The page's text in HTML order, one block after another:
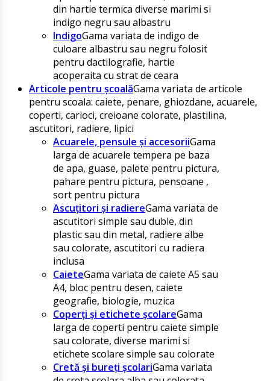
din hartie termica diverse marimi si
indigo negru sau albastru
IndigoGama variata de indigo de
culoare albastru sau negru folosit
pentru dactilografie, hartie
acoperaita cu strat de ceara
Articole pentru școalăGama variata de articole
pentru scoala: caiete, penare, ghiozdane, acuarele,
coperti, carioci, creioane colorate, plastilina,
ascutitori, radiere, lipici
Acuarele, pensule și accesoriiGama
larga de acuarele tempera pe baza
de apa, guase, palete pentru pictura,
pahare pentru pictura, pensoane ,
sort pentru pictura
Ascuțitori și radiereGama variata de
ascutitori simple sau duble, din
plastic sau din metal, radiere albe
sau colorate, ascutitori cu radiera
inclusa
CaieteGama variata de caiete A5 sau
A4, bloc pentru desen, caiete
geografie, biologie, muzica
Coperți și etichete școlareGama
larga de coperti pentru caiete simple
sau colorate, diverse marimi si
etichete scolare simple sau colorate
Cretă și bureți școlariGama variata